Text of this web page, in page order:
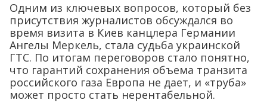
Одним из ключевых вопросов, который без
присутствия журналистов обсуждался во
время визита в Киев канцлера Германии
Ангелы Меркель, стала судьба украинской
ГТС. По итогам переговоров стало понятно,
что гарантий сохранения объема транзита
российского газа Европа не дает, и «труба»
может просто стать нерентабельной.